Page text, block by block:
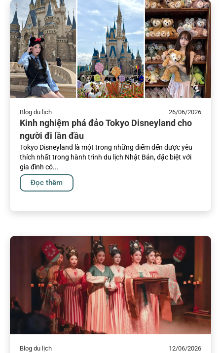
Blog du lịch 26/06/2026
Kinh nghiệm phá đảo Tokyo Disneyland cho
người đi lần đầu
Tokyo Disneyland là một trong những điểm đến được yêu
thích nhất trong hành trình du lịch Nhật Bản, đặc biệt với
gia đình có...
Đọc thêm
Blog du lịch 12/06/2026